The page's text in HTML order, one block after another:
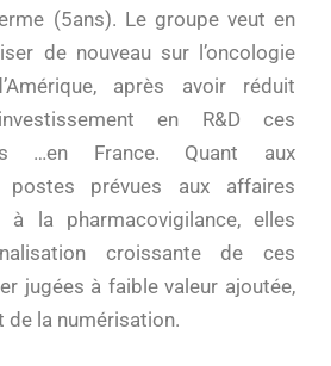
(5ans). Le groupe veut en
de nouveau sur l’oncologie
après avoir réduit
en R&D ces
…en France. Quant aux
postes prévues aux affaires
à la pharmacovigilance, elles
croissante de ces
jugées à faible valeur ajoutée,
de la numérisation.